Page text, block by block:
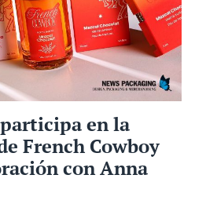
en la
French Cowboy
con Anna